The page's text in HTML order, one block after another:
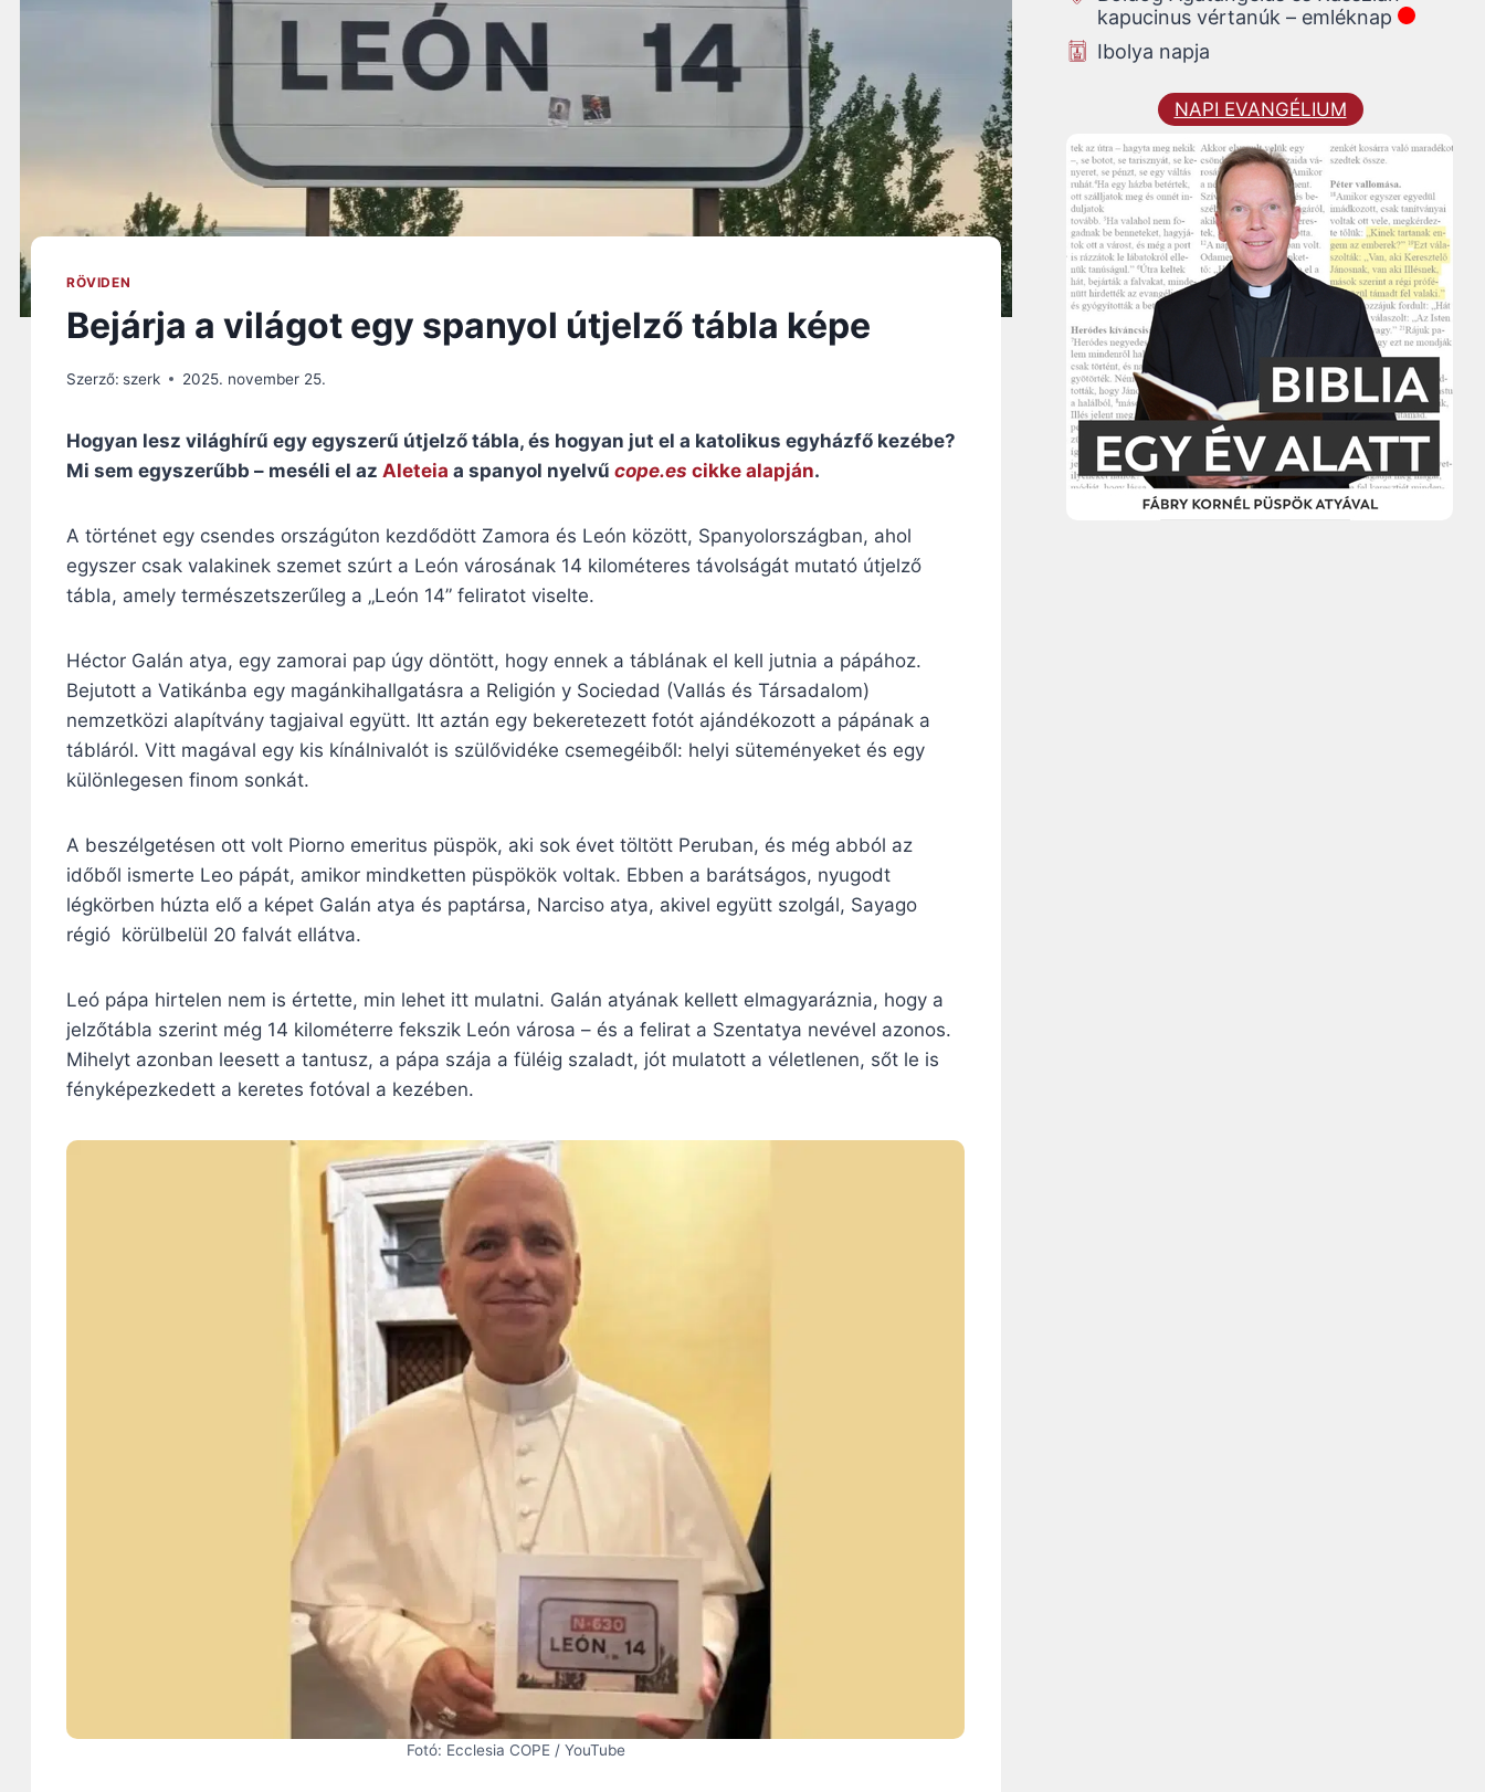
RÖVIDEN
Bejárja a világot egy spanyol útjelző tábla képe
Szerző: szerk 2025. november 25.
Hogyan lesz világhírű egy egyszerű útjelző tábla, és hogyan jut el a katolikus egyházfő kezébe?
Mi sem egyszerűbb – meséli el az Aleteia a spanyol nyelvű cope.es cikke alapján.
A történet egy csendes országúton kezdődött Zamora és León között, Spanyolországban, ahol
egyszer csak valakinek szemet szúrt a León városának 14 kilométeres távolságát mutató útjelző
tábla, amely természetszerűleg a „León 14” feliratot viselte.
Héctor Galán atya, egy zamorai pap úgy döntött, hogy ennek a táblának el kell jutnia a pápához.
Bejutott a Vatikánba egy magánkihallgatásra a Religión y Sociedad (Vallás és Társadalom)
nemzetközi alapítvány tagjaival együtt. Itt aztán egy bekeretezett fotót ajándékozott a pápának a
tábláról. Vitt magával egy kis kínálnivalót is szülővidéke csemegéiből: helyi süteményeket és egy
különlegesen finom sonkát.
A beszélgetésen ott volt Piorno emeritus püspök, aki sok évet töltött Peruban, és még abból az
időből ismerte Leo pápát, amikor mindketten püspökök voltak. Ebben a barátságos, nyugodt
légkörben húzta elő a képet Galán atya és paptársa, Narciso atya, akivel együtt szolgál, Sayago
régió körülbelül 20 falvát ellátva.
Leó pápa hirtelen nem is értette, min lehet itt mulatni. Galán atyának kellett elmagyaráznia, hogy a
jelzőtábla szerint még 14 kilométerre fekszik León városa – és a felirat a Szentatya nevével azonos.
Mihelyt azonban leesett a tantusz, a pápa szája a füléig szaladt, jót mulatott a véletlenen, sőt le is
fényképezkedett a keretes fotóval a kezében.
Fotó: Ecclesia COPE / YouTube
kapucinus vértanúk – emléknap
Ibolya napja
NAPI EVANGÉLIUM